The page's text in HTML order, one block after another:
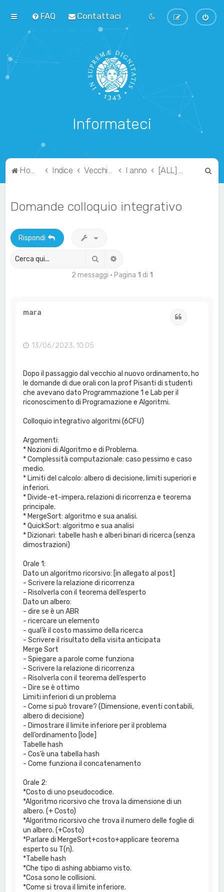
FAQ Contattaci
Informateci
Home Indice Vecchio Ordinamento I anno [ALL] Algoritmica e Laboratorio
Domande colloquio integrativo
Rispondi
Cerca
2 messaggi • Pagina 1 di 1
mara
13/06/2023, 10:05
Dopo il passaggio dal vecchio al nuovo ordinamento, ho
le domande di due orali con la prof Pisanti di studenti
che avevano dato Programmazione 1 e Lab per il
riconoscimento di Programazione e Algoritmi.
Colloquio integrativo algoritmi (6CFU)
Argomenti:
* Nozioni di Algoritmo e di Problema.
* Complessità computazionale: caso pessimo e caso
medio.
* Limiti del calcolo: albero di decisione, limiti superiori e
inferiori.
* Divide-et-impera, relazioni di ricorrenza e teorema
principale.
* MergeSort: algoritmo e sua analisi.
* QuickSort: algoritmo e sua analisi
* Dizionari: tabelle hash e alberi binari di ricerca (senza
dimostrazioni)
Orale 1:
Dato un algoritmo ricorsivo: [in allegato al post]
- Scrivere la relazione di ricorrenza
- Risolverla con il teorema dell’esperto
Dato un albero:
- dire se è un ABR
- ricercare un elemento
- qual’è il costo massimo della ricerca
- Scrivere il risultato della visita anticipata
Merge Sort
- Spiegare a parole come funziona
- Scrivere la relazione di ricorrenza
- Risolverla con il teorema dell’esperto
- Dire se è ottimo
Limiti inferiori di un problema
- Come si può trovare? (Dimensione, eventi contabili,
albero di decisione)
- Dimostrare il limite inferiore per il problema
dell’ordinamento [lode]
Tabelle hash
- Cos’è una tabella hash
- Come funziona il concatenamento
Orale 2:
*Costo di uno pseudocodice.
*Algoritmo ricorsivo che trova la dimensione di un
albero. (+ Costo)
*Algoritmo ricorsivo che trova il numero delle foglie di
un albero. (+Costo)
*Parlare di MergeSort+costo+applicare teorema
esperto su T(n).
*Tabelle hash
*Che tipo di ashing abbiamo visto.
*Cosa sono le collisioni.
*Come si trova il limite inferiore.